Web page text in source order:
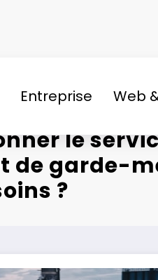
Entreprise Web
le
de garde-
?